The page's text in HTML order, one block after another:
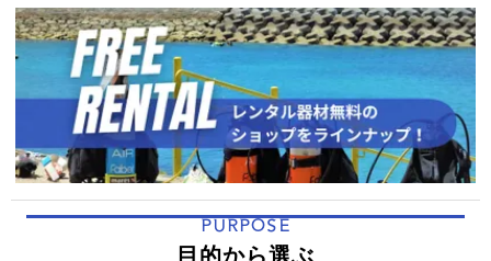
が多いので安心してダイビングを楽しめる！
PURPOSE
目的から選ぶ